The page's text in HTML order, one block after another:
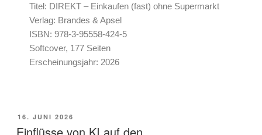
Titel: DIREKT – Einkaufen (fast) ohne Supermarkt
Verlag: Brandes & Apsel
ISBN: 978-3-95558-424-5
Softcover, 177 Seiten
Erscheinungsjahr: 2026
16. JUNI 2026
Einflüsse von KI auf den